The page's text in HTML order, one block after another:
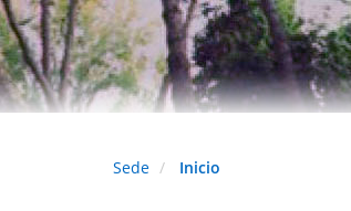
Sede Inicio